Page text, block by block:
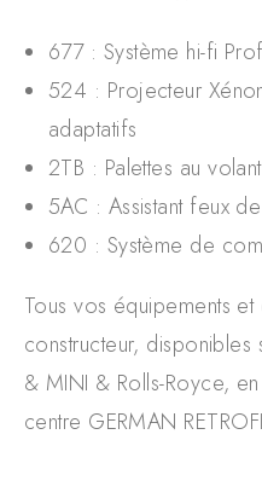
677 : Système hi-fi
524 : Projecteur
adaptatifs
2TB : Palettes au volant
5AC : Assistant feux
620 : Système de
Tous vos équipements
constructeur,
& MINI & Rolls-Royce,
centre GERMAN